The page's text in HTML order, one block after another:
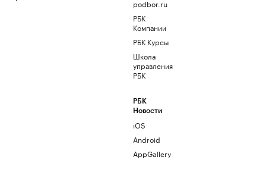
podbor.ru
РБК
Компании
РБК Курсы
Школа
управления
РБК
РБК
Новости
iOS
Android
AppGallery